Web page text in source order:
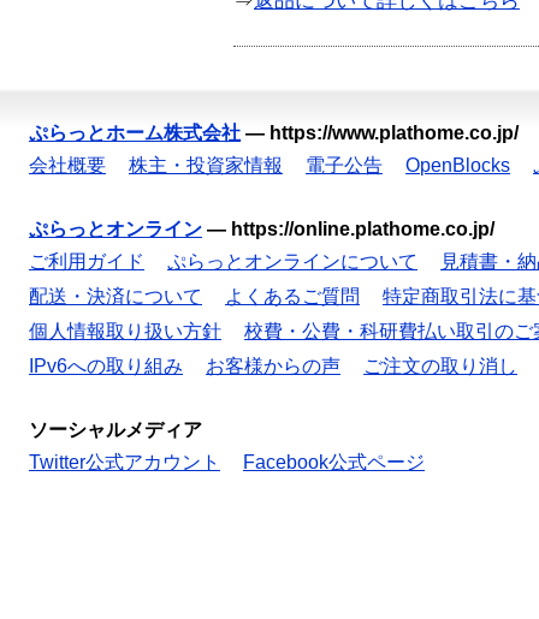
ぷらっとホーム株式会社 — https://www.plathome.co.jp/
会社概要
株主・投資家情報 電子公告 OpenBlocks
ぷらっとオンライン — https://online.plathome.co.jp/
ご利用ガイド
ぷらっとオンラインについて
見積書・
配送・決済について
よくあるご質問
特定商取引法に
個人情報取り扱い方針
校費・公費・科研費払い取引のご
IPv6への取り組み
お客様からの声 ご注文の取り消し
ソーシャルメディア
Twitter公式アカウント
Facebook公式ページ